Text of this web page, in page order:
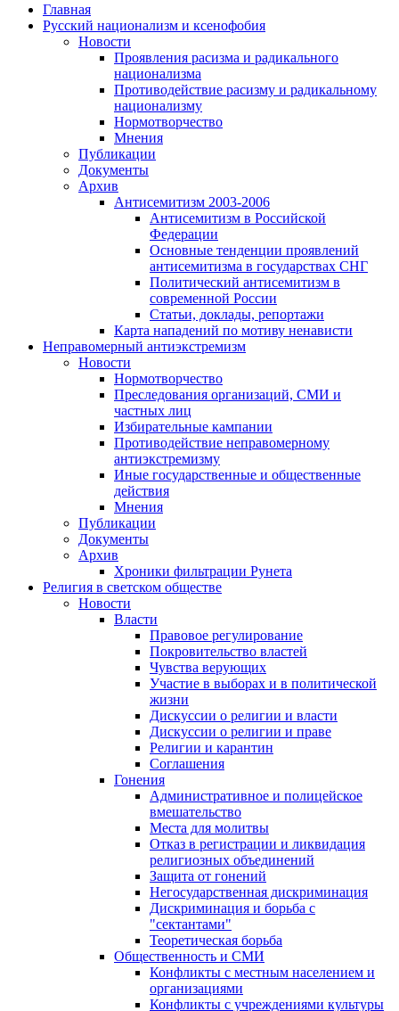
Главная
Русский национализм и ксенофобия
Новости
Проявления расизма и радикального
национализма
Противодействие расизму и радикальному
национализму
Нормотворчество
Мнения
Публикации
Документы
Архив
Антисемитизм 2003-2006
Антисемитизм в Российской
Федерации
Основные тенденции проявлений
антисемитизма в государствах СНГ
Политический антисемитизм в
современной России
Статьи, доклады, репортажи
Карта нападений по мотиву ненависти
Неправомерный антиэкстремизм
Новости
Нормотворчество
Преследования организаций, СМИ и
частных лиц
Избирательные кампании
Противодействие неправомерному
антиэкстремизму
Иные государственные и общественные
действия
Мнения
Публикации
Документы
Архив
Хроники фильтрации Рунета
Религия в светском обществе
Новости
Власти
Правовое регулирование
Покровительство властей
Чувства верующих
Участие в выборах и в политической
жизни
Дискуссии о религии и власти
Дискуссии о религии и праве
Религии и карантин
Соглашения
Гонения
Административное и полицейское
вмешательство
Места для молитвы
Отказ в регистрации и ликвидация
религиозных объединений
Защита от гонений
Негосударственная дискриминация
Дискриминация и борьба с
"сектантами"
Теоретическая борьба
Общественность и СМИ
Конфликты с местным населением и
организациями
Конфликты с учреждениями культуры